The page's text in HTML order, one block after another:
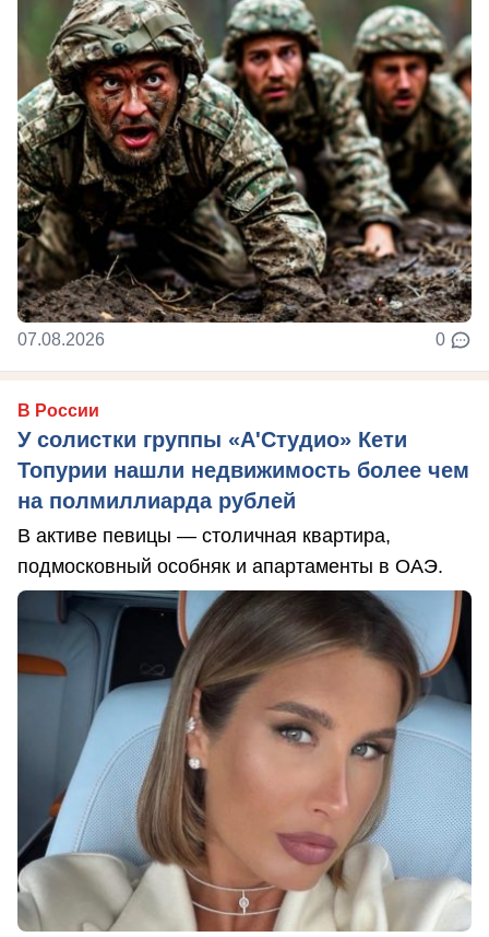
07.08.2026 0
В России
У солистки группы «А'Студио» Кети
Топурии нашли недвижимость более чем
на полмиллиарда рублей
В активе певицы — столичная квартира,
подмосковный особняк и апартаменты в ОАЭ.